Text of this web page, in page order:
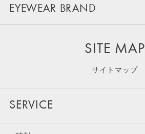
EYEWEAR BRAND
SITE MAP
サイトマップ
SERVICE